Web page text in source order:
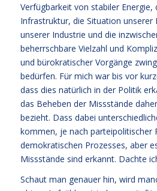
Verfügbarkeit von stabiler Energie,
Infrastruktur, die Situation unserer
unserer Industrie und die
beherrschbare Vielzahl und
und bürokratischer Vorgänge
bedürfen. Für mich war bis vor
dass dies natürlich in der Politik
das Beheben der Missstände
bezieht. Dass dabei
kommen, je nach parteipolitischer
demokratischen Prozesses, aber
Missstände sind erkannt. Dachte
Schaut man genauer hin, wird